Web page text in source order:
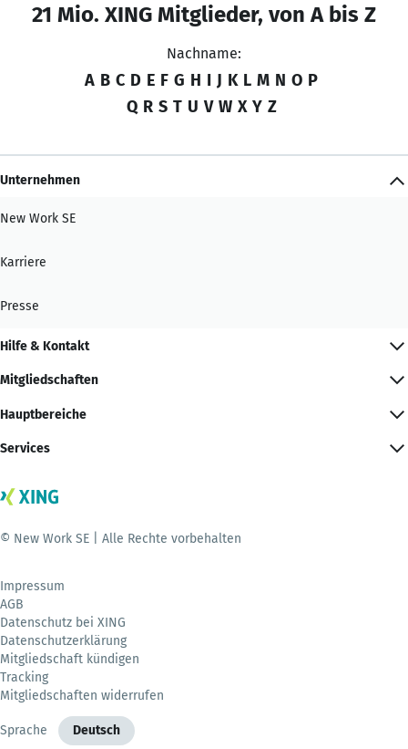
21 Mio. XING Mitglieder, von A bis Z
Nachname:
A B C D E F G H I J K L M N O P
Q R S T U V W X Y Z
Unternehmen
New Work SE
Karriere
Presse
Hilfe & Kontakt
Mitgliedschaften
Hauptbereiche
Services
© New Work SE | Alle Rechte vorbehalten
Impressum
AGB
Datenschutz bei XING
Datenschutzerklärung
Mitgliedschaft kündigen
Tracking
Mitgliedschaften widerrufen
Sprache Deutsch